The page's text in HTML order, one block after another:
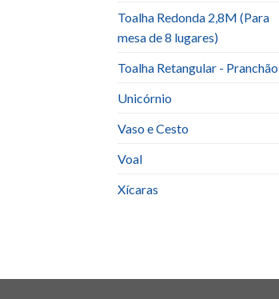
Toalha Redonda 2,8M (Para
mesa de 8 lugares)
Toalha Retangular - Pranchão
Unicórnio
Vaso e Cesto
Voal
Xícaras